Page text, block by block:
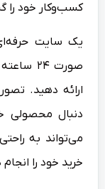
کسب‌وکار خود
یک سایت
ارائه دهید.
دنبال
می‌تواند به
خرید خود را